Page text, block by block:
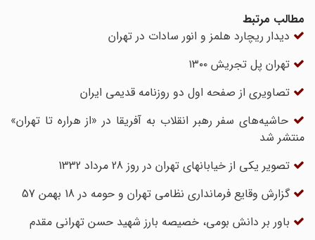
مطالب مرتبط
دیدار ریچارد هلمز و انور سادات در تهران
تهران پل تجریش ۱۳۰۰
تصاویری از صفحه اول دو روزنامه قدیمی ایران
حاشیه‌های سفر رهبر انقلاب به آفریقا در «از هراره تا تهران»
منتشر شد
تصویر یکی از خیابانهای تهران در روز 28 مرداد 1332
گزارش وقایع فرماندارى نظامى تهران و حومه در 18 بهمن 57
باور بر دانش بومی، خصیصه بارز شهید حسن تهرانی مقدم